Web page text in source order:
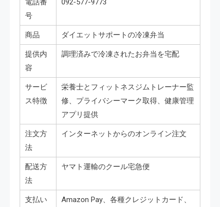
電話番
号
092-577-9773
商品 ダイエットサポートの冷凍弁当
提供内
容
調理済みで冷凍されたお弁当を宅配
サービ
ス特徴
栄養士とフィットネスジムトレーナー監
修、プライバシーマーク取得、健康管理
アプリ提供
注文方
法
インターネットからのオンライン注文
配送方
法
ヤマト運輸のクール宅急便
支払い
Amazon Pay、各種クレジットカード、